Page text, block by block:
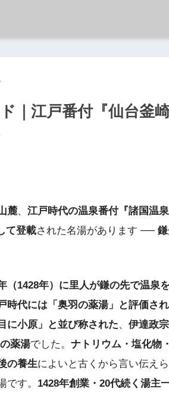
｜江戸番付『仙台釜
麓、 江戸時代の温泉番付『諸国温
て登載された名湯があります ──
（1428年）に里人が鎌の先で温泉
時代には「奥羽の薬湯」と評価さ
に小原」と並び称された、 伊達政宗
薬湯でした。 ナトリウム・塩化物
の養生によいと古くから言い伝えら
です。 1428年創業・20代続く湯主